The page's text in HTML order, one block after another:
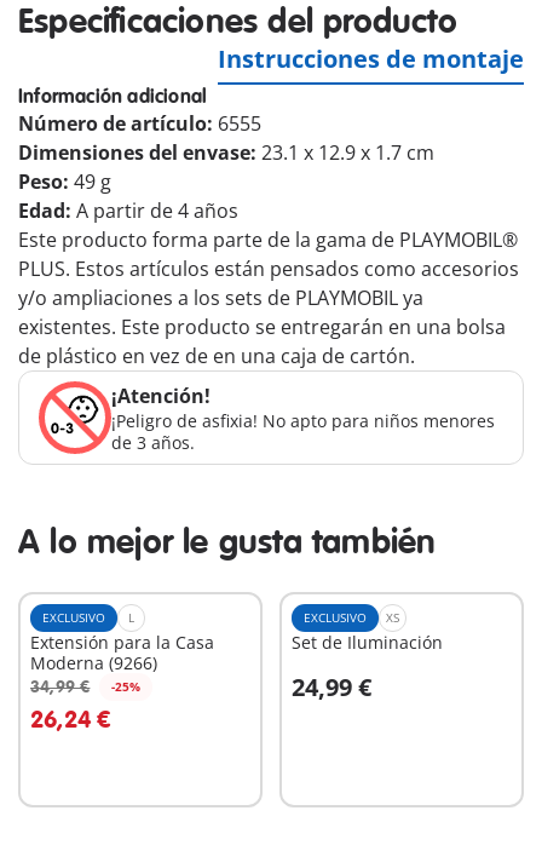
Especificaciones del producto
Instrucciones de montaje
Información adicional
Número de artículo: 6555
Dimensiones del envase: 23.1 x 12.9 x 1.7 cm
Peso: 49 g
Edad: A partir de 4 años
Este producto forma parte de la gama de PLAYMOBIL®
PLUS. Estos artículos están pensados como accesorios
y/o ampliaciones a los sets de PLAYMOBIL ya
existentes. Este producto se entregarán en una bolsa
de plástico en vez de en una caja de cartón.
¡Atención!
¡Peligro de asfixia! No apto para niños menores
de 3 años.
A lo mejor le gusta también
EXCLUSIVO L
Extensión para la Casa
Moderna (9266)
34,99 € -25%
26,24 €
A la cesta
EXCLUSIVO XS
Set de Iluminación
24,99 €
A la cesta